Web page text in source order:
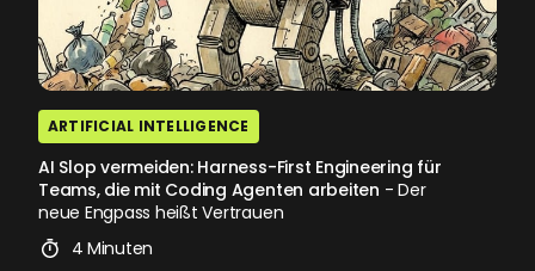
ARTIFICIAL INTELLIGENCE
AI Slop vermeiden: Harness-First Engineering für
Teams, die mit Coding Agenten arbeiten - Der
neue Engpass heißt Vertrauen
4 Minuten